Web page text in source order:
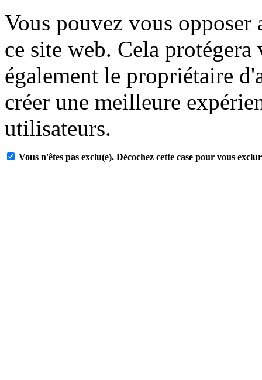
Vous pouvez vous
ce site web. Cela
également le propriétaire
créer une meilleure
utilisateurs.
Vous n'êtes pas exclu(e). Décochez cette case pour vous